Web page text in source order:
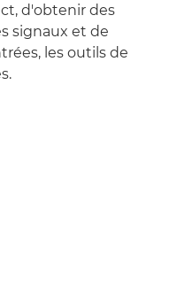
d'obtenir des
signaux et de
les outils de